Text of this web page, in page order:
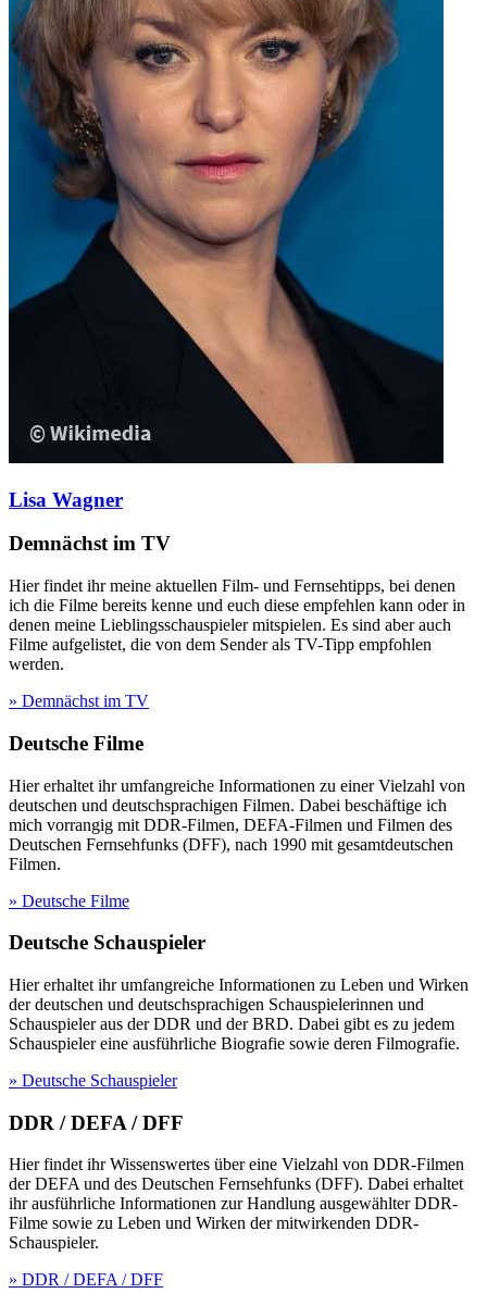
Lisa Wagner
Demnächst im TV
Hier findet ihr meine aktuellen Film- und Fernsehtipps, bei denen
ich die Filme bereits kenne und euch diese empfehlen kann oder in
denen meine Lieblingsschauspieler mitspielen. Es sind aber auch
Filme aufgelistet, die von dem Sender als TV-Tipp empfohlen
werden.
» Demnächst im TV
Deutsche Filme
Hier erhaltet ihr umfangreiche Informationen zu einer Vielzahl von
deutschen und deutschsprachigen Filmen. Dabei beschäftige ich
mich vorrangig mit DDR-Filmen, DEFA-Filmen und Filmen des
Deutschen Fernsehfunks (DFF), nach 1990 mit gesamtdeutschen
Filmen.
» Deutsche Filme
Deutsche Schauspieler
Hier erhaltet ihr umfangreiche Informationen zu Leben und Wirken
der deutschen und deutschsprachigen Schauspielerinnen und
Schauspieler aus der DDR und der BRD. Dabei gibt es zu jedem
Schauspieler eine ausführliche Biografie sowie deren Filmografie.
» Deutsche Schauspieler
DDR / DEFA / DFF
Hier findet ihr Wissenswertes über eine Vielzahl von DDR-Filmen
der DEFA und des Deutschen Fernsehfunks (DFF). Dabei erhaltet
ihr ausführliche Informationen zur Handlung ausgewählter DDR-
Filme sowie zu Leben und Wirken der mitwirkenden DDR-
Schauspieler.
» DDR / DEFA / DFF